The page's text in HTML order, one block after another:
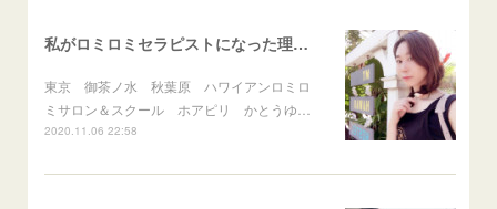
私がロミロミセラピストになった理由vol.4 私のルーツはハワイだった！？
東京 御茶ノ水 秋葉原 ハワイアンロミロ
ミサロン＆スクール ホアピリ かとうゆ…
2020.11.06 22:58